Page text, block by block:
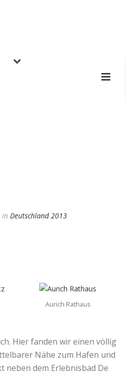
In Deutschland 2013
Aurich Rathaus
Hier fanden wir einen völlig
Nähe zum Hafen und
neben dem Erlebnisbad De